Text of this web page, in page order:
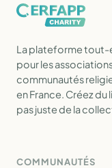
La plateforme tout-
pour les
communautés
en France. Créez du
pas juste de la
COMMUNAUTÉS